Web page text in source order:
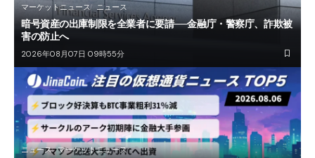
マーケットニュース ニュース
暗号資産の出庫制限を全業者に要請──金融庁・警察庁、詐欺被
害の防止へ
2026年08月07日 09時55分
ニュース マーケットニュース